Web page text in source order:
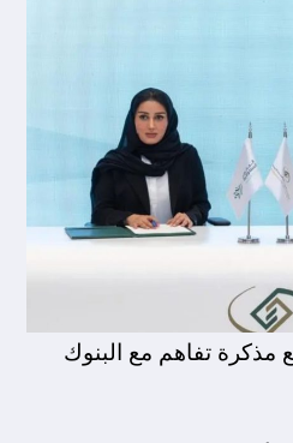
مذكرة تفاهم مع البنوك